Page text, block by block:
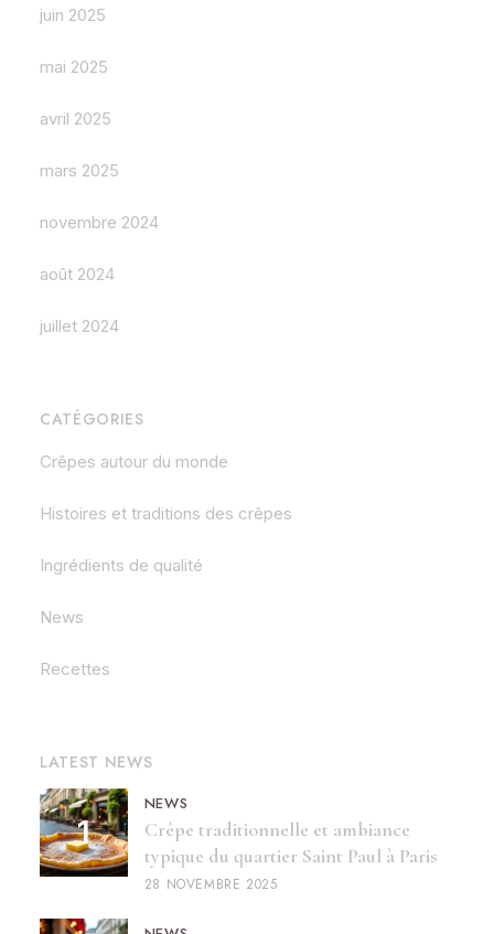
juin 2025
mai 2025
avril 2025
mars 2025
novembre 2024
août 2024
juillet 2024
CATÉGORIES
Crêpes autour du monde
Histoires et traditions des crêpes
Ingrédients de qualité
News
Recettes
LATEST NEWS
NEWS
Crêpe traditionnelle et ambiance
typique du quartier Saint Paul à Paris
28 NOVEMBRE 2025